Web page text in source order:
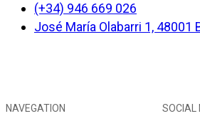
(+34) 946 669 026
José María Olabarri 1, 48001
NAVEGATION SOCIAL